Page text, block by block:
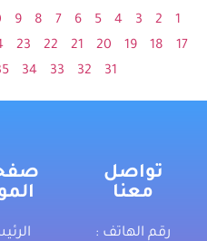
1
2
3
4
5
6
7
8
9
17
18
19
20
21
22
23
31
32
33
34
تواصل
معنا
رقم الهاتف :